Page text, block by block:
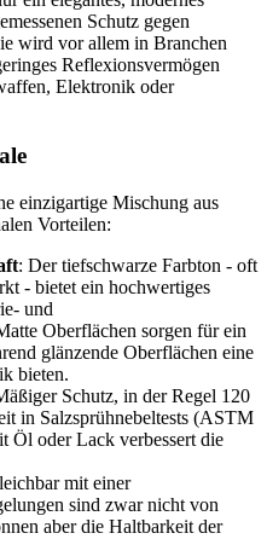
Schutz gegen
wird vor allem in Branchen
Reflexionsvermögen
Elektronik oder
einzigartige Mischung aus
Vorteilen:
: Der tiefschwarze Farbton - oft
- bietet ein hochwertiges
und
Oberflächen sorgen für ein
glänzende Oberflächen eine
bieten.
Schutz, in der Regel 120
in Salzsprühnebeltests (ASTM
Öl oder Lack verbessert die
mit einer
sind zwar nicht von
aber die Haltbarkeit der